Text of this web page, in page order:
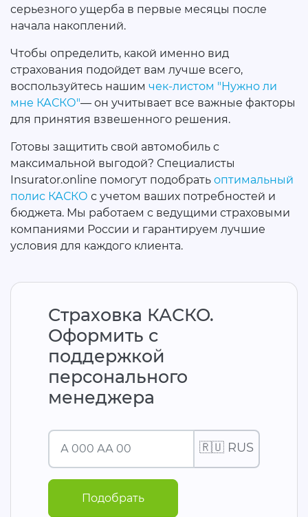
серьезного ущерба в первые месяцы после
начала накоплений.
Чтобы определить, какой именно вид
страхования подойдет вам лучше всего,
воспользуйтесь нашим чек-листом "Нужно ли
мне КАСКО"— он учитывает все важные факторы
для принятия взвешенного решения.
Готовы защитить свой автомобиль с
максимальной выгодой? Специалисты
Insurator.online помогут подобрать оптимальный
полис КАСКО с учетом ваших потребностей и
бюджета. Мы работаем с ведущими страховыми
компаниями России и гарантируем лучшие
условия для каждого клиента.
Страховка КАСКО.
Оформить с
поддержкой
персонального
менеджера
🇷🇺 RUS
Подобрать